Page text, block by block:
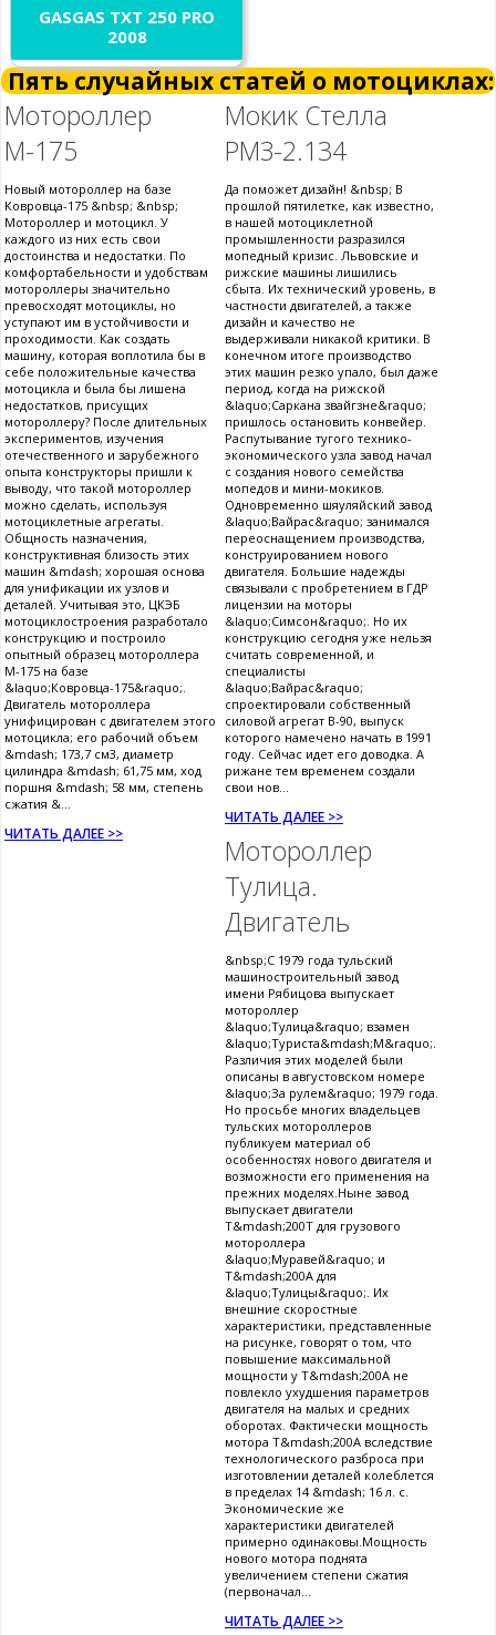
GASGAS TXT 250 PRO
2008
Пять случайных статей о мотоциклах:
Мотороллер
М-175
Новый мотороллер на базе
Ковровца-175 &nbsp; &nbsp;
Мотороллер и мотоцикл. У
каждого из них есть свои
достоинства и недостатки. По
комфортабельности и удобствам
мотороллеры значительно
превосходят мотоциклы, но
уступают им в устойчивости и
проходимости. Как создать
машину, которая воплотила бы в
себе положительные качества
мотоцикла и была бы лишена
недостатков, присущих
мотороллеру? После длительных
экспериментов, изучения
отечественного и зарубежного
опыта конструкторы пришли к
выводу, что такой мотороллер
можно сделать, используя
мотоциклетные агрегаты.
Общность назначения,
конструктивная близость этих
машин &mdash; хорошая основа
для унификации их узлов и
деталей. Учитывая это, ЦКЭБ
мотоциклостроения разработало
конструкцию и построило
опытный образец мотороллера
М-175 на базе
&laquo;Ковровца-175&raquo;.
Двигатель мотороллера
унифицирован с двигателем этого
мотоцикла; его рабочий объем
&mdash; 173,7 см3, диаметр
цилиндра &mdash; 61,75 мм, ход
поршня &mdash; 58 мм, степень
сжатия &...
ЧИТАТЬ ДАЛЕЕ >>
Мокик Стелла
РМЗ-2.134
Да поможет дизайн! &nbsp; В
прошлой пятилетке, как известно,
в нашей мотоциклетной
промышленности разразился
мопедный кризис. Львовские и
рижские машины лишились
сбыта. Их технический уровень, в
частности двигателей, а также
дизайн и качество не
выдерживали никакой критики. В
конечном итоге производство
этих машин резко упало, был даже
период, когда на рижской
&laquo;Саркана звайгзне&raquo;
пришлось остановить конвейер.
Распутывание тугого технико-
экономического узла завод начал
с создания нового семейства
мопедов и мини-мокиков.
Одновременно шяуляйский завод
&laquo;Вайрас&raquo; занимался
переоснащением производства,
конструированием нового
двигателя. Большие надежды
связывали с пробретением в ГДР
лицензии на моторы
&laquo;Симсон&raquo;. Но их
конструкцию сегодня уже нельзя
считать современной, и
специалисты
&laquo;Вайрас&raquo;
спроектировали собственный
силовой агрегат В-90, выпуск
которого намечено начать в 1991
году. Сейчас идет его доводка. А
рижане тем временем создали
свои нов...
ЧИТАТЬ ДАЛЕЕ >>
Мотороллер
Тулица.
Двигатель
&nbsp;С 1979 года тульский
машиностроительный завод
имени Рябицова выпускает
мотороллер
&laquo;Тулица&raquo; взамен
&laquo;Туриста&mdash;М&raquo;.
Различия этих моделей были
описаны в августовском номере
&laquo;За рулем&raquo; 1979 года.
Но просьбе многих владельцев
тульских мотороллеров
публикуем материал об
особенностях нового двигателя и
возможности его применения на
прежних моделях.Ныне завод
выпускает двигатели
Т&mdash;200Т для грузового
мотороллера
&laquo;Муравей&raquo; и
Т&mdash;200A для
&laquo;Тулицы&raquo;. Их
внешние скоростные
характеристики, представленные
на рисунке, говорят о том, что
повышение максимальной
мощности у Т&mdash;200A не
повлекло ухудшения параметров
двигателя на малых и средних
оборотах. Фактически мощность
мотора Т&mdash;200A вследствие
технологического разброса при
изготовлении деталей колеблется
в пределах 14 &mdash; 16 л. с.
Экономические же
характеристики двигателей
примерно одинаковы.Мощность
нового мотора поднята
увеличением степени сжатия
(первоначал...
ЧИТАТЬ ДАЛЕЕ >>